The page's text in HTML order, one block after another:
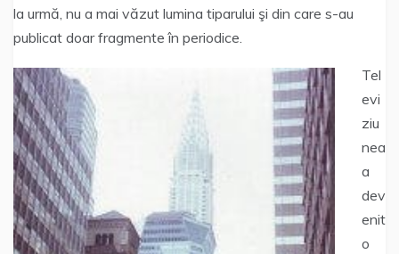
la urmă, nu a mai văzut lumina tiparului şi din care s-au
publicat doar fragmente în periodice.
Tel
evi
ziu
nea
a
dev
enit
o